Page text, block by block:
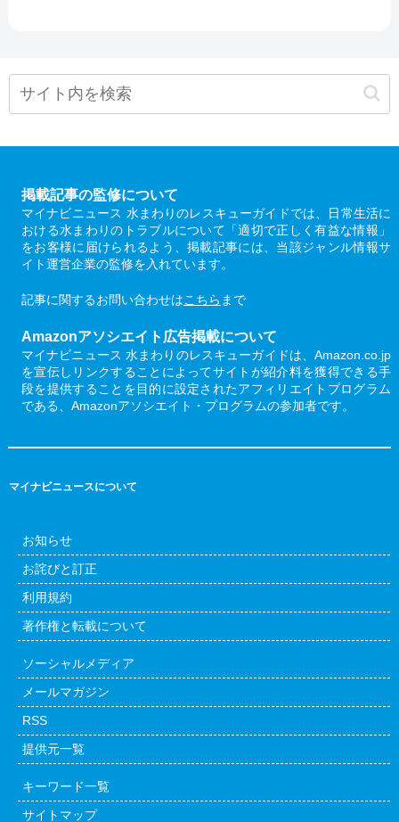
掲載記事の監修について
マイナビニュース 水まわりのレスキューガイドでは、日常生活に
おける水まわりのトラブルについて「適切で正しく有益な情報」
をお客様に届けられるよう、掲載記事には、当該ジャンル情報サ
イト運営企業の監修を入れています。
記事に関するお問い合わせはこちら まで
Amazonアソシエイト広告掲載について
マイナビニュース 水まわりのレスキューガイドは、Amazon.co.jp
を宣伝しリンクすることによってサイトが紹介料を獲得できる手
段を提供することを目的に設定されたアフィリエイトプログラム
である、Amazonアソシエイト・プログラムの参加者です。
マイナビニュースについて
お知らせ
お詫びと訂正
利用規約
著作権と転載について
ソーシャルメディア
メールマガジン
RSS
提供元一覧
キーワード一覧
サイトマップ